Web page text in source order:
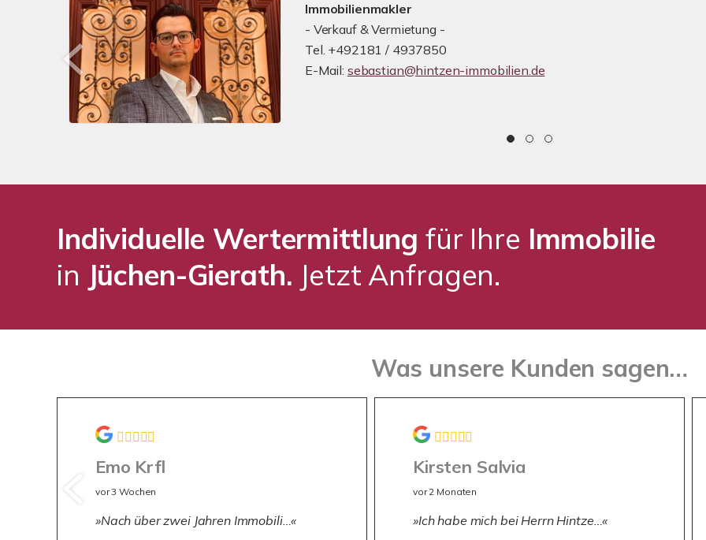
Immobilienmakler
- Verkauf & Vermietung -
Tel. +492181 / 4937850
E-Mail: sebastian@hintzen-immobilien.de
Individuelle Wertermittlung für Ihre Immobilie
in Jüchen-Gierath. Jetzt Anfragen.
Was unsere Kunden sagen…
Emo Krfl
vor 3 Wochen
Nach über zwei Jahren Immobili…
Kirsten Salvia
vor 2 Monaten
Ich habe mich bei Herrn Hintze…